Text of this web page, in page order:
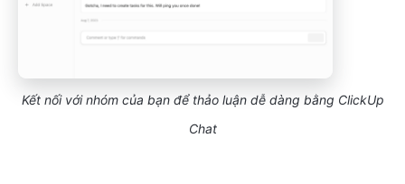
Kết nối với nhóm của bạn để thảo luận dễ dàng bằng ClickUp
Chat